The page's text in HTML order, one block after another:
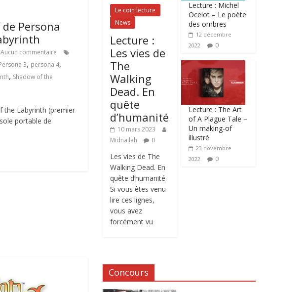
Persona
Aucun commentaire
3, persona 4,
, Shadow of the
the Labyrinth (premier
portable de
Le coin lecture
News
Lecture :
Les vies de
The
Walking
Dead. En
quête
d’humanité
10 mars 2023
Midnailah
0
Les vies de The
Walking Dead. En
quête d’humanité
Si vous êtes venu
lire ces lignes,
vous avez
forcément vu
Lecture : Michel
Ocelot – Le poète
des ombres
12 décembre
2022
0
Lecture : The Art
of A Plague Tale –
Un making-of
illustré
23 novembre
2022
0
Concours